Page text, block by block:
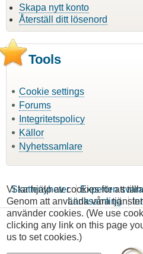
Skapa nytt konto
Återställ ditt lösenord
Tools
Cookie settings
Forums
Integritetspolicy
Källor
Nyhetssamlare
Skattenyheter Experten
Länksamling
Vi tar hjälp av cookies för att
Genom att använda våra
använder cookies. (We use
clicking any link on this page
us to set cookies.)